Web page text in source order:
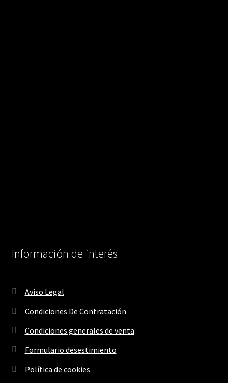
Información de interés
Aviso Legal
Condiciones De Contratación
Condiciones generales de venta
Formulario desestimiento
Política de cookies